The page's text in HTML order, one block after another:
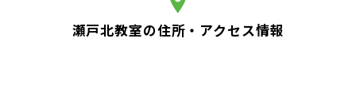
瀬戸北教室の住所・アクセス情報